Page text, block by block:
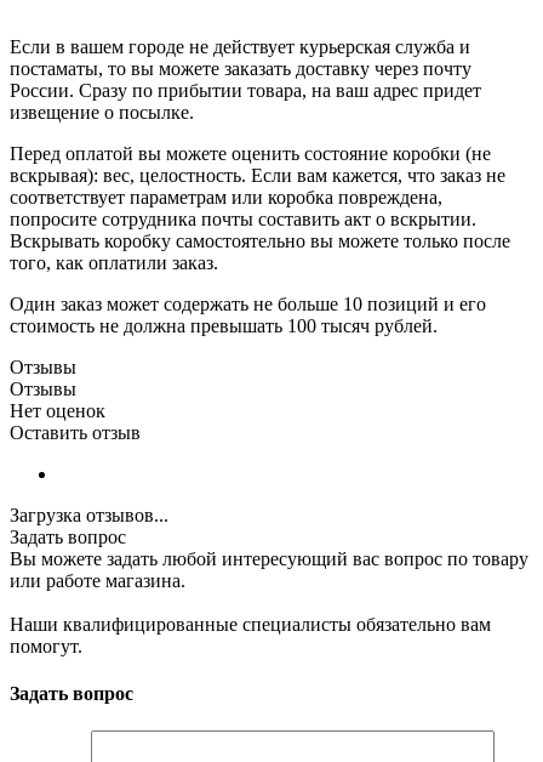
Если в вашем городе не действует курьерская служба и
постаматы, то вы можете заказать доставку через почту
России. Сразу по прибытии товара, на ваш адрес придет
извещение о посылке.
Перед оплатой вы можете оценить состояние коробки (не
вскрывая): вес, целостность. Если вам кажется, что заказ не
соответствует параметрам или коробка повреждена,
попросите сотрудника почты составить акт о вскрытии.
Вскрывать коробку самостоятельно вы можете только после
того, как оплатили заказ.
Один заказ может содержать не больше 10 позиций и его
стоимость не должна превышать 100 тысяч рублей.
Отзывы
Отзывы
Нет оценок
Оставить отзыв
Загрузка отзывов...
Задать вопрос
Вы можете задать любой интересующий вас вопрос по товару
или работе магазина.
Наши квалифицированные специалисты обязательно вам
помогут.
Задать вопрос